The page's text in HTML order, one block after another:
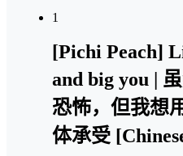
1
[Pichi Peach]
and big you |
恐怖，但我想
体承受